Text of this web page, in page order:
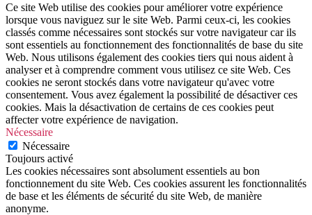
Ce site Web utilise des cookies pour améliorer votre expérience
lorsque vous naviguez sur le site Web. Parmi ceux-ci, les cookies
classés comme nécessaires sont stockés sur votre navigateur car ils
sont essentiels au fonctionnement des fonctionnalités de base du site
Web. Nous utilisons également des cookies tiers qui nous aident à
analyser et à comprendre comment vous utilisez ce site Web. Ces
cookies ne seront stockés dans votre navigateur qu'avec votre
consentement. Vous avez également la possibilité de désactiver ces
cookies. Mais la désactivation de certains de ces cookies peut
affecter votre expérience de navigation.
Nécessaire
Nécessaire
Toujours activé
Les cookies nécessaires sont absolument essentiels au bon
fonctionnement du site Web. Ces cookies assurent les fonctionnalités
de base et les éléments de sécurité du site Web, de manière
anonyme.